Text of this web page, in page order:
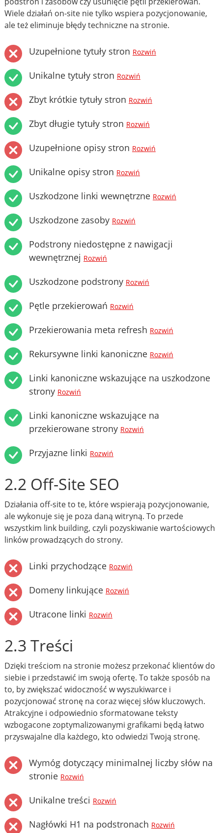
Wiele działań on-site nie tylko wspiera pozycjonowanie,
ale też eliminuje błędy techniczne na stronie.
Uzupełnione tytuły stron Rozwiń
Unikalne tytuły stron Rozwiń
Zbyt krótkie tytuły stron Rozwiń
Zbyt długie tytuły stron Rozwiń
Uzupełnione opisy stron Rozwiń
Unikalne opisy stron Rozwiń
Uszkodzone linki wewnętrzne Rozwiń
Uszkodzone zasoby Rozwiń
Podstrony niedostępne z nawigacji
wewnętrznej Rozwiń
Uszkodzone podstrony Rozwiń
Pętle przekierowań Rozwiń
Przekierowania meta refresh Rozwiń
Rekursywne linki kanoniczne Rozwiń
Linki kanoniczne wskazujące na uszkodzone
strony Rozwiń
Linki kanoniczne wskazujące na
przekierowane strony Rozwiń
Przyjazne linki Rozwiń
2.2 Off-Site SEO
Działania off-site to te, które wspierają pozycjonowanie,
ale wykonuje się je poza daną witryną. To przede
wszystkim link building, czyli pozyskiwanie wartościowych
linków prowadzących do strony.
Linki przychodzące Rozwiń
Domeny linkujące Rozwiń
Utracone linki Rozwiń
2.3 Treści
Dzięki treściom na stronie możesz przekonać klientów do
siebie i przedstawić im swoją ofertę. To także sposób na
to, by zwiększać widoczność w wyszukiwarce i
pozycjonować stronę na coraz więcej słów kluczowych.
Atrakcyjne i odpowiednio sformatowane teksty
wzbogacone zoptymalizowanymi grafikami będą łatwo
przyswajalne dla każdego, kto odwiedzi Twoją stronę.
Wymóg dotyczący minimalnej liczby słów na
stronie Rozwiń
Unikalne treści Rozwiń
Nagłówki H1 na podstronach Rozwiń